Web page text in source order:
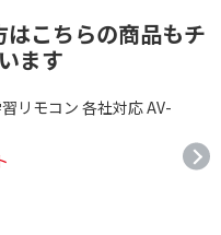
こちらの商品もチ
ます
リモコン 各社対応 AV-